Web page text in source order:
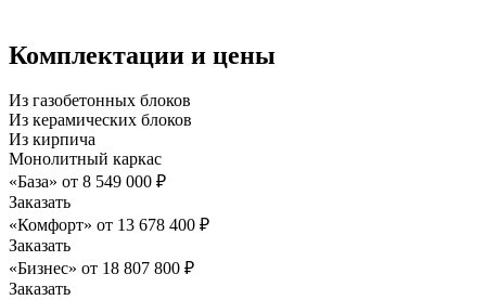
Комплектации и цены
Из газобетонных блоков
Из керамических блоков
Из кирпича
Монолитный каркас
«База» от 8 549 000 ₽
Заказать
«Комфорт» от 13 678 400 ₽
Заказать
«Бизнес» от 18 807 800 ₽
Заказать